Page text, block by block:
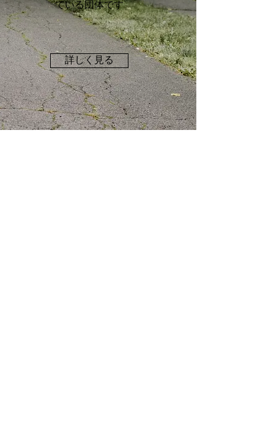
ている団体です
詳しく見る